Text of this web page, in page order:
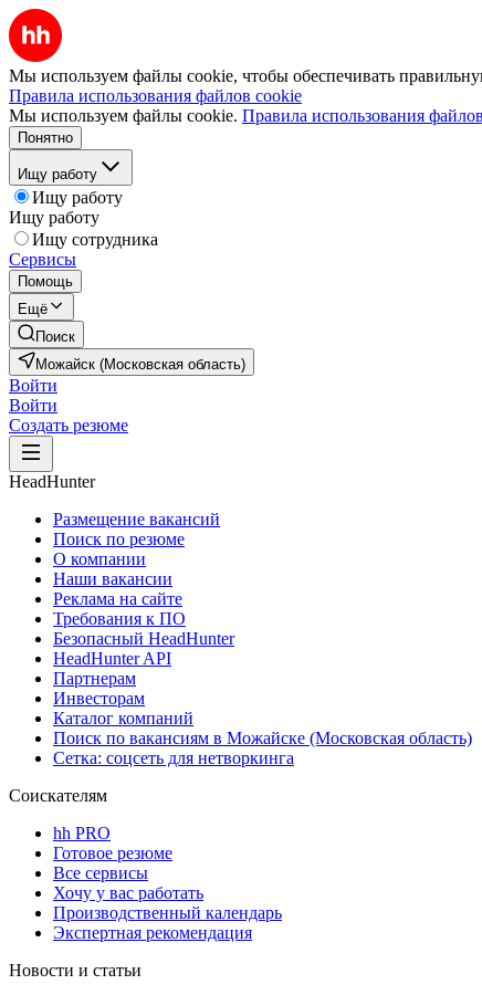
Мы используем файлы cookie, чтобы обеспечивать
Правила использования файлов cookie
Мы используем файлы cookie. Правила использования
Понятно
Ищу работу
Ищу работу
Ищу работу
Ищу сотрудника
Сервисы
Помощь
Ещё
Поиск
Можайск (Московская область)
Войти
Войти
Создать резюме
HeadHunter
Размещение вакансий
Поиск по резюме
О компании
Наши вакансии
Реклама на сайте
Требования к ПО
Безопасный HeadHunter
HeadHunter API
Партнерам
Инвесторам
Каталог компаний
Поиск по вакансиям в Можайске (Московская область)
Сетка: соцсеть для нетворкинга
Соискателям
hh PRO
Готовое резюме
Все сервисы
Хочу у вас работать
Производственный календарь
Экспертная рекомендация
Новости и статьи